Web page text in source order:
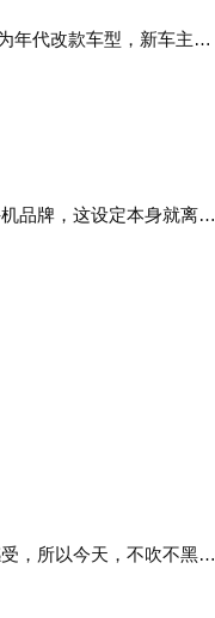
年代改款车型，新车主要
品牌，这设定本身就离
点…
，所以今天，不吹不黑，